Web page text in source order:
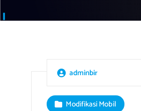
adminbir
Modifikasi Mobil